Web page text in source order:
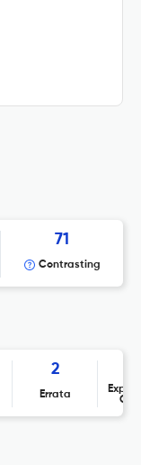
71
Contrasting
2
Errata